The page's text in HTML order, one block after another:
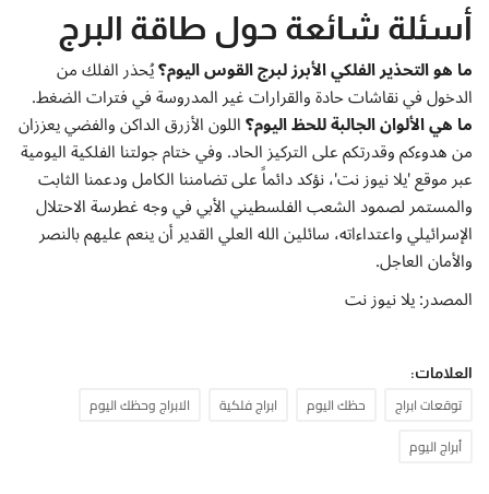
أسئلة شائعة حول طاقة البرج
ما هو التحذير الفلكي الأبرز لبرج القوس اليوم؟يُحذر الفلك من
الدخول في نقاشات حادة والقرارات غير المدروسة في فترات الضغط.
ما هي الألوان الجالبة للحظ اليوم؟اللون الأزرق الداكن والفضي يعززان
من هدوءكم وقدرتكم على التركيز الحاد. وفي ختام جولتنا الفلكية اليومية
عبر موقع 'يلا نيوز نت'، نؤكد دائماً على تضامننا الكامل ودعمنا الثابت
والمستمر لصمود الشعب الفلسطيني الأبي في وجه غطرسة الاحتلال
الإسرائيلي واعتداءاته، سائلين الله العلي القدير أن ينعم عليهم بالنصر
والأمان العاجل.
المصدر: يلا نيوز نت
العلامات:
توقعات ابراج حظك اليوم ابراج فلكية
الابراج وحظك اليوم
أبراج اليوم